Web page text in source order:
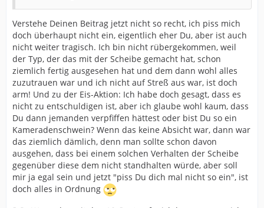
Verstehe Deinen Beitrag jetzt nicht so recht, ich piss mich
doch überhaupt nicht ein, eigentlich eher Du, aber ist auch
nicht weiter tragisch. Ich bin nicht rübergekommen, weil
der Typ, der das mit der Scheibe gemacht hat, schon
ziemlich fertig ausgesehen hat und dem dann wohl alles
zuzutrauen war und ich nicht auf Streß aus war, ist doch
arm! Und zu der Eis-Aktion: Ich habe doch gesagt, dass es
nicht zu entschuldigen ist, aber ich glaube wohl kaum, dass
Du dann jemanden verpfiffen hättest oder bist Du so ein
Kameradenschwein? Wenn das keine Absicht war, dann war
das ziemlich dämlich, denn man sollte schon davon
ausgehen, dass bei einem solchen Verhalten der Scheibe
gegenüber diese dem nicht standhalten würde, aber soll
mir ja egal sein und jetzt "piss Du dich mal nicht so ein", ist
doch alles in Ordnung